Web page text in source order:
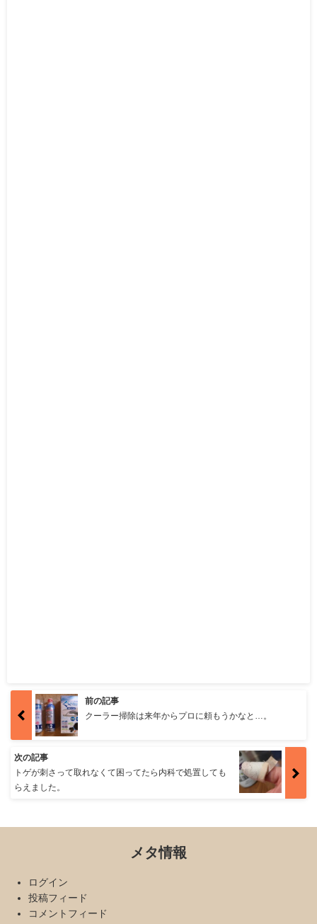
前の記事
クーラー掃除は来年からプロに頼もうかなと…。
次の記事
トゲが刺さって取れなくて困ってたら内科で処置しても
らえました。
メタ情報
ログイン
投稿フィード
コメントフィード